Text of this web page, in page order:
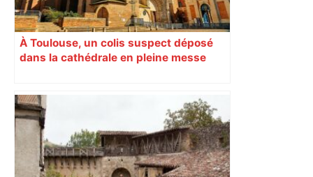
À Toulouse, un colis suspect déposé
dans la cathédrale en pleine messe